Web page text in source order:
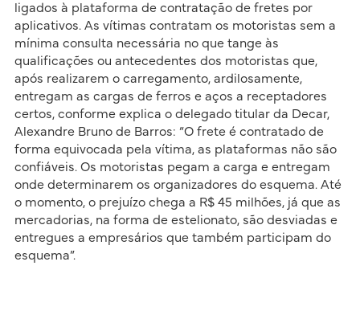
ligados à plataforma de contratação de fretes por
aplicativos. As vítimas contratam os motoristas sem a
mínima consulta necessária no que tange às
qualificações ou antecedentes dos motoristas que,
após realizarem o carregamento, ardilosamente,
entregam as cargas de ferros e aços a receptadores
certos, conforme explica o delegado titular da Decar,
Alexandre Bruno de Barros: “O frete é contratado de
forma equivocada pela vítima, as plataformas não são
confiáveis. Os motoristas pegam a carga e entregam
onde determinarem os organizadores do esquema. Até
o momento, o prejuízo chega a R$ 45 milhões, já que as
mercadorias, na forma de estelionato, são desviadas e
entregues a empresários que também participam do
esquema”.